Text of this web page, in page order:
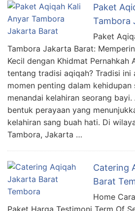
Paket
Tambora
Paket
Tambora Jakarta Barat:
Kecil dengan Khidmat Pernahkah
tentang tradisi aqiqah? Tradisi ini
momen penting dalam kehidupan
menandai kelahiran seorang
bentuk perayaan yang
kelahiran sang buah hati. Di
Tambora, Jakarta …
Catering
Barat
Home